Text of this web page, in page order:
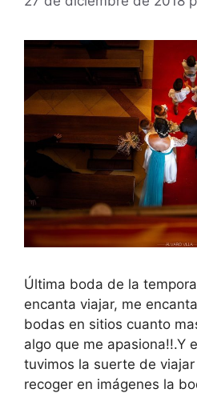
Última boda de la
encanta viajar, me
bodas en sitios cuanto
algo que me apasiona!!.Y
tuvimos la suerte de
recoger en imágenes la